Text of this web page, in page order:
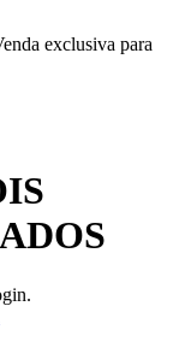
exclusiva para